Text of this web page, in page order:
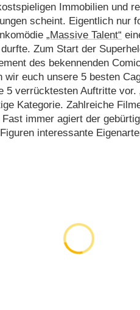
Immobilien und
scheint. Eigentlich nur
„Massive Talent“
Zum Start der
des bekennenden
wir euch unsere 5 besten
5 verrücktesten Auftritte vor.
Kategorie. Zahlreiche
immer agiert der
interessante